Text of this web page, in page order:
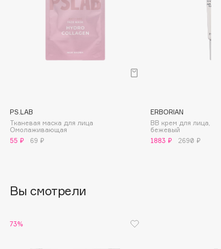
BORK
Brunello Cucinelli
Bvlgari
C
PS.LAB
Тканевая маска для лица
Омолаживающая
55 ₽
69 ₽
ERBORIAN
BB крем для лица,
бежевый
1883 ₽
2690 ₽
Вы смотрели
73%